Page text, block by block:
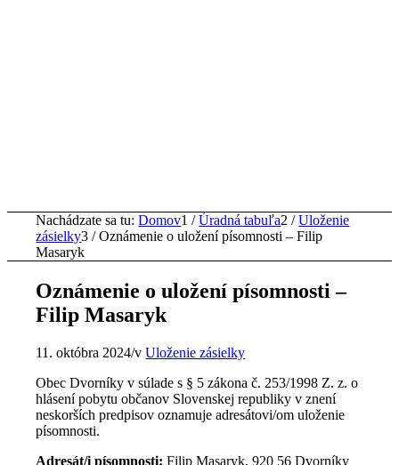
Nachádzate sa tu: Domov1 / Úradná tabuľa2 / Uloženie
zásielky3 / Oznámenie o uložení písomnosti – Filip
Masaryk
Oznámenie o uložení písomnosti –
Filip Masaryk
11. októbra 2024/vUloženie zásielky
Obec Dvorníky v súlade s § 5 zákona č. 253/1998 Z. z. o
hlásení pobytu občanov Slovenskej republiky v znení
neskorších predpisov oznamuje adresátovi/om uloženie
písomnosti.
Adresát/i písomnosti: Filip Masaryk, 920 56 Dvorníky